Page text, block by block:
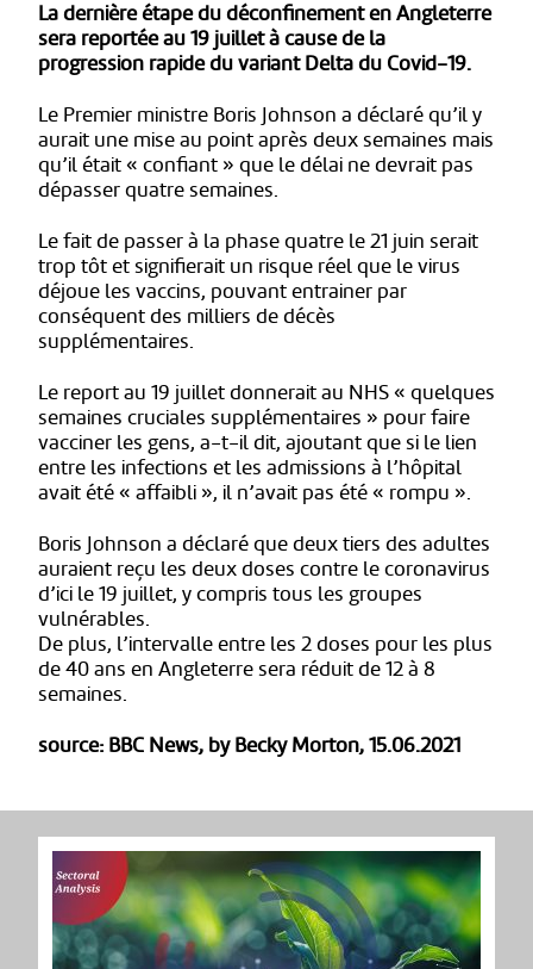
La dernière étape du déconfinement en Angleterre
sera reportée au 19 juillet à cause de la
progression rapide du variant Delta du Covid-19.
Le Premier ministre Boris Johnson a déclaré qu’il y
aurait une mise au point après deux semaines mais
qu’il était « confiant » que le délai ne devrait pas
dépasser quatre semaines.
Le fait de passer à la phase quatre le 21 juin serait
trop tôt et signifierait un risque réel que le virus
déjoue les vaccins, pouvant entrainer par
conséquent des milliers de décès
supplémentaires.
Le report au 19 juillet donnerait au NHS « quelques
semaines cruciales supplémentaires » pour faire
vacciner les gens, a-t-il dit, ajoutant que si le lien
entre les infections et les admissions à l’hôpital
avait été « affaibli », il n’avait pas été « rompu ».
Boris Johnson a déclaré que deux tiers des adultes
auraient reçu les deux doses contre le coronavirus
d’ici le 19 juillet, y compris tous les groupes
vulnérables.
De plus, l’intervalle entre les 2 doses pour les plus
de 40 ans en Angleterre sera réduit de 12 à 8
semaines.
source: BBC News, by Becky Morton, 15.06.2021